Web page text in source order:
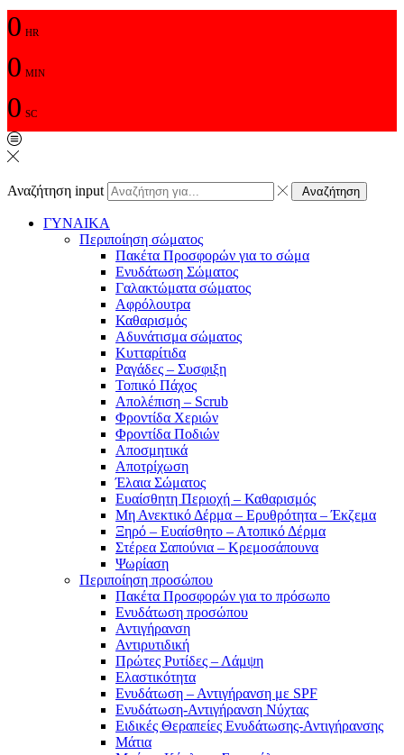
0 HR
0 MIN
0 SC
Αναζήτηση input Αναζήτηση
ΓΥΝΑΙΚΑ
Περιποίηση σώματος
Πακέτα Προσφορών για το σώμα
Ενυδάτωση Σώματος
Γαλακτώματα σώματος
Αφρόλουτρα
Καθαρισμός
Αδυνάτισμα σώματος
Κυτταρίτιδα
Ραγάδες – Συσφιξη
Τοπικό Πάχος
Απολέπιση – Scrub
Φροντίδα Χεριών
Φροντίδα Ποδιών
Αποσμητικά
Αποτρίχωση
Έλαια Σώματος
Ευαίσθητη Περιοχή – Καθαρισμός
Μη Ανεκτικό Δέρμα – Ερυθρότητα – Έκζεμα
Ξηρό – Ευαίσθητο – Ατοπικό Δέρμα
Στέρεα Σαπούνια – Κρεμοσάπουνα
Ψωρίαση
Περιποίηση προσώπου
Πακέτα Προσφορών για το πρόσωπο
Ενυδάτωση προσώπου
Αντιγήρανση
Αντιρυτιδική
Πρώτες Ρυτίδες – Λάμψη
Ελαστικότητα
Ενυδάτωση – Αντιγήρανση με SPF
Ενυδάτωση-Αντιγήρανση Νύχτας
Ειδικές Θεραπείες Ενυδάτωσης-Αντιγήρανσης
Μάτια